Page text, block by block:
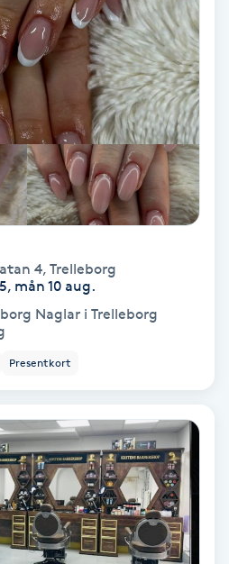
4, Trelleborg
mån 10 aug.
Naglar i Trelleborg
Presentkort